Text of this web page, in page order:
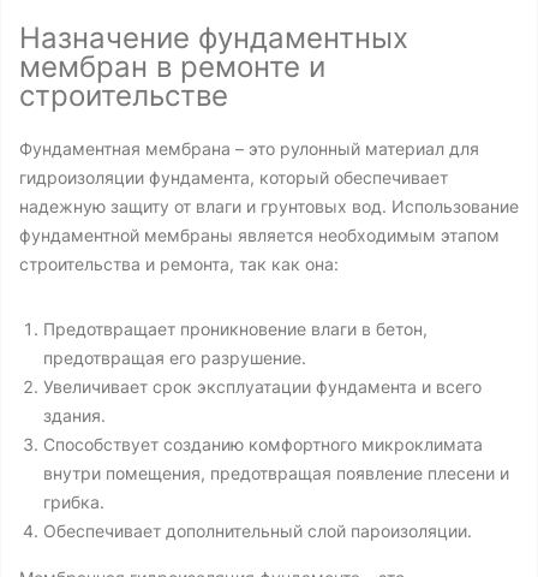
Назначение фундаментных
мембран в ремонте и
строительстве
Фундаментная мембрана – это рулонный материал для
гидроизоляции фундамента, который обеспечивает
надежную защиту от влаги и грунтовых вод. Использование
фундаментной мембраны является необходимым этапом
строительства и ремонта, так как она:
Предотвращает проникновение влаги в бетон,
предотвращая его разрушение.
Увеличивает срок эксплуатации фундамента и всего
здания.
Способствует созданию комфортного микроклимата
внутри помещения, предотвращая появление плесени и
грибка.
Обеспечивает дополнительный слой пароизоляции.